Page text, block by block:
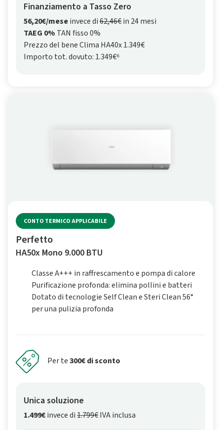
Finanziamento a Tasso Zero
56,20€/meseinvece di62,46€in 24 mesi
TAEG 0% TAN fisso 0%
Prezzo del bene Clima HA40x 1.349€
Importo tot. dovuto: 1.349€⁶
CONTO TERMICO APPLICABILE
Perfetto
HA50x Mono 9.000 BTU
Classe A+++ in raffrescamento e pompa di calore
Purificazione profonda: elimina pollini e batteri
Dotato di tecnologie Self Clean e Steri Clean 56°
per una pulizia profonda
Per te300€ di sconto
Unica soluzione
1.499€invece di1.799€IVA inclusa